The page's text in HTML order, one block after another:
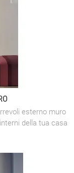
esterno muro
della tua casa